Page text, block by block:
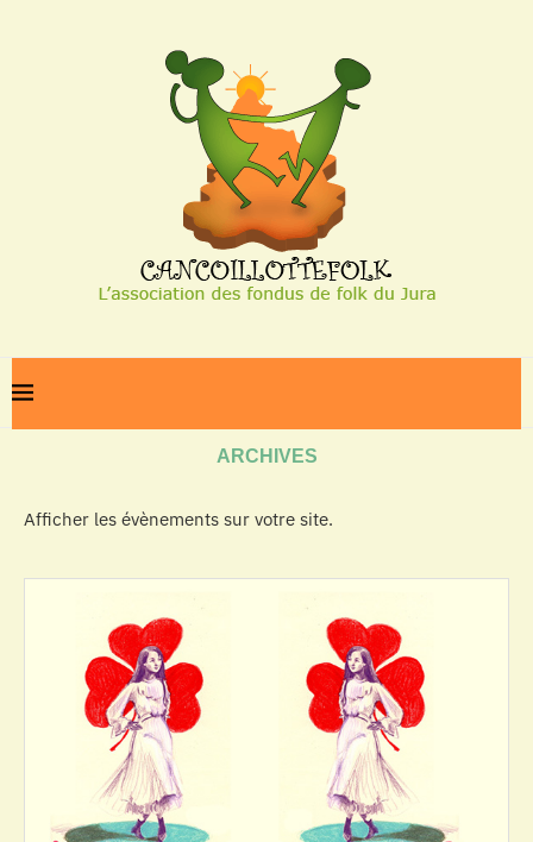
ARCHIVES
Afficher les évènements sur votre site.